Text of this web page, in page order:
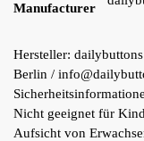
Manufacturer
Hersteller:
Berlin /
Nicht geeignet für
Aufsicht von